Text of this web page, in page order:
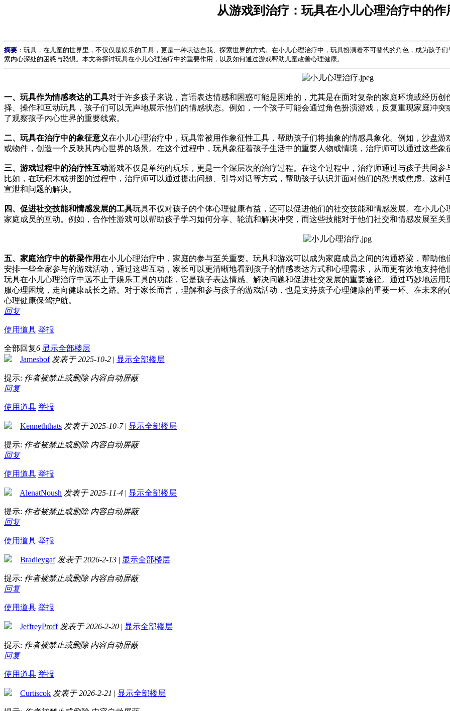
从游戏到治疗：玩具在小儿心理治疗中的作
摘要 ：玩具，在儿童的世界里，不仅仅是娱乐的工具，更是一种表达自我、探索世界的方式。在小儿心理治疗中，玩具扮演着不可替代的角色，成为孩子
索内心深处的困惑与恐惧。本文将探讨玩具在小儿心理治疗中的重要作用，以及如何通过游戏帮助儿童改善心理健康。
一、玩具作为情感表达的工具对于许多孩子来说，言语表达情感和困惑可能是困难的，尤其是在面对复杂的家庭环境或经历
择、操作和互动玩具，孩子们可以无声地展示他们的情感状态。例如，一个孩子可能会通过角色扮演游戏，反复重现家庭冲
了观察孩子内心世界的重要线索。
二、玩具在治疗中的象征意义在小儿心理治疗中，玩具常被用作象征性工具，帮助孩子们将抽象的情感具象化。例如，沙盘
或物件，创造一个反映其内心世界的场景。在这个过程中，玩具象征着孩子生活中的重要人物或情境，治疗师可以通过这些
三、游戏过程中的治疗性互动游戏不仅是单纯的玩乐，更是一个深层次的治疗过程。在这个过程中，治疗师通过与孩子共同
比如，在玩积木或拼图的过程中，治疗师可以通过提出问题、引导对话等方式，帮助孩子认识并面对他们的恐惧或焦虑。这
宣泄和问题的解决。
四、促进社交技能和情感发展的工具玩具不仅对孩子的个体心理健康有益，还可以促进他们的社交技能和情感发展。在小儿
家庭成员的互动。例如，合作性游戏可以帮助孩子学习如何分享、轮流和解决冲突，而这些技能对于他们社交和情感发展至关
五、家庭治疗中的桥梁作用在小儿心理治疗中，家庭的参与至关重要。玩具和游戏可以成为家庭成员之间的沟通桥梁，帮助
安排一些全家参与的游戏活动，通过这些互动，家长可以更清晰地看到孩子的情感表达方式和心理需求，从而更有效地支持他
玩具在小儿心理治疗中远不止于娱乐工具的功能，它是孩子表达情感、解决问题和促进社交发展的重要途径。通过巧妙地运
服心理困境，走向健康成长之路。对于家长而言，理解和参与孩子的游戏活动，也是支持孩子心理健康的重要一环。在未来
心理健康保驾护航。
回复
使用道具 举报
全部回复6 显示全部楼层
Jamesbof 发表于 2025-10-2 | 显示全部楼层
提示: 作者被禁止或删除 内容自动屏蔽
回复
使用道具 举报
Kenneththats 发表于 2025-10-7 | 显示全部楼层
提示: 作者被禁止或删除 内容自动屏蔽
回复
使用道具 举报
AlenatNoush 发表于 2025-11-4 | 显示全部楼层
提示: 作者被禁止或删除 内容自动屏蔽
回复
使用道具 举报
Bradleygaf 发表于 2026-2-13 | 显示全部楼层
提示: 作者被禁止或删除 内容自动屏蔽
回复
使用道具 举报
JeffreyProff 发表于 2026-2-20 | 显示全部楼层
提示: 作者被禁止或删除 内容自动屏蔽
回复
使用道具 举报
Curtiscok 发表于 2026-2-21 | 显示全部楼层